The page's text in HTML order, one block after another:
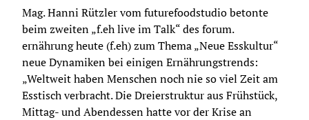
Mag. Hanni Rützler vom futurefoodstudio betonte
beim zweiten „f.eh live im Talk“ des forum.
ernährung heute (f.eh) zum Thema „Neue Esskultur“
neue Dynamiken bei einigen Ernährungstrends:
„Weltweit haben Menschen noch nie so viel Zeit am
Esstisch verbracht. Die Dreierstruktur aus Frühstück,
Mittag- und Abendessen hatte vor der Krise an